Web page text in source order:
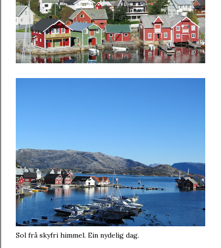
Sol frå skyfri himmel. Ein nydelig dag.